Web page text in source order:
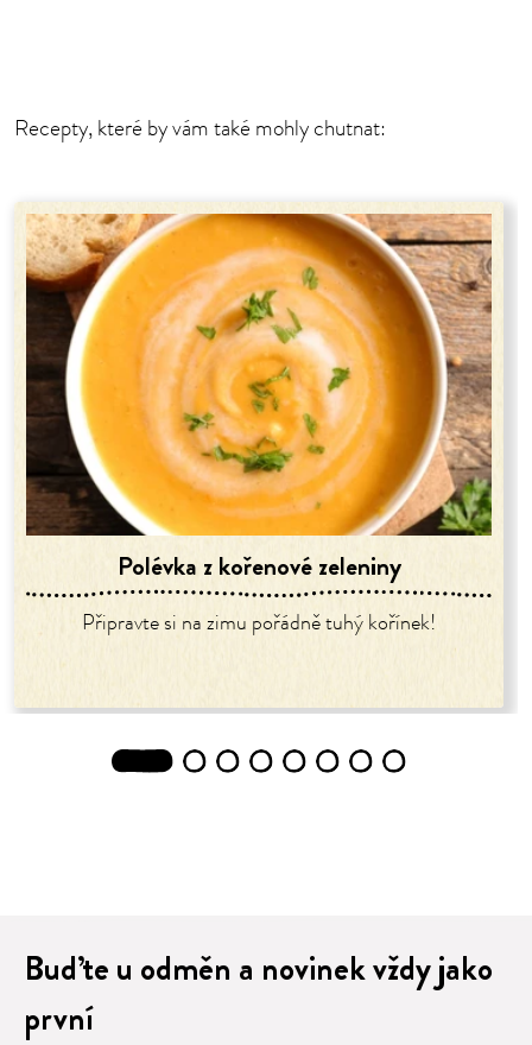
Recepty, které by vám také mohly chutnat:
Polévka z kořenové zeleniny
Připravte si na zimu pořádně tuhý kořínek!
2 3 4 5 6 7 8
Buďte u odměn a novinek vždy jako
první